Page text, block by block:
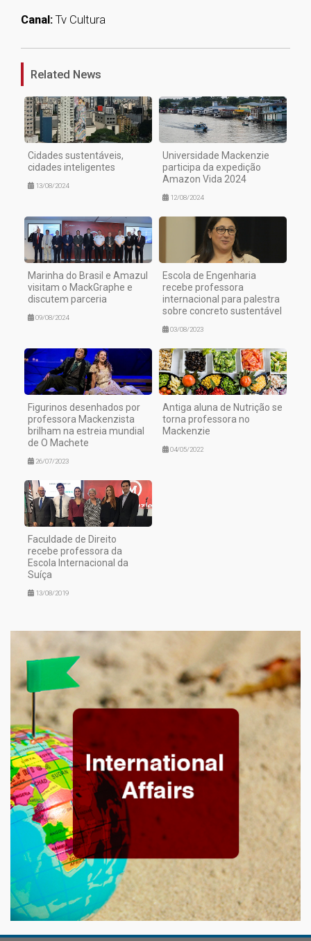
Canal: Tv Cultura
Related News
Cidades sustentáveis,
cidades inteligentes
13/08/2024
Universidade Mackenzie
participa da expedição
Amazon Vida 2024
12/08/2024
Marinha do Brasil e Amazul
visitam o MackGraphe e
discutem parceria
09/08/2024
Escola de Engenharia
recebe professora
internacional para palestra
sobre concreto sustentável
03/08/2023
Figurinos desenhados por
professora Mackenzista
brilham na estreia mundial
de O Machete
26/07/2023
Antiga aluna de Nutrição se
torna professora no
Mackenzie
04/05/2022
Faculdade de Direito
recebe professora da
Escola Internacional da
Suíça
13/08/2019